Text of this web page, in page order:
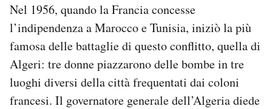
Nel 1956, quando la Francia concesse
l’indipendenza a Marocco e Tunisia, iniziò la più
famosa delle battaglie di questo conflitto, quella di
Algeri: tre donne piazzarono delle bombe in tre
luoghi diversi della città frequentati dai coloni
francesi. Il governatore generale dell’Algeria diede